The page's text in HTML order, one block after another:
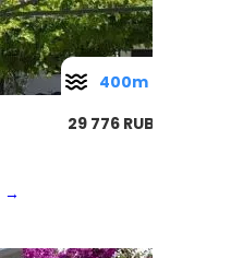
29 776 RUB
→
400m